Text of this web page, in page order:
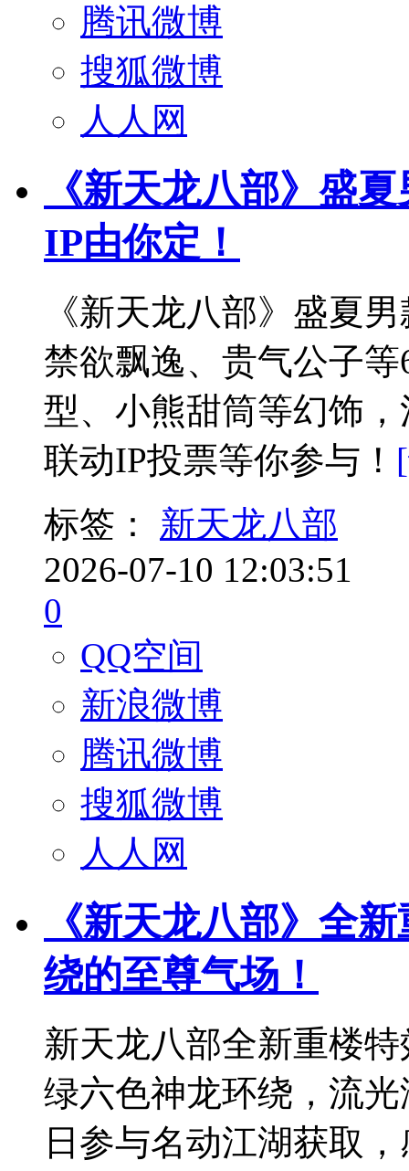
腾讯微博
搜狐微博
人人网
《新天龙八部》盛
IP由你定！
《新天龙八部》盛夏
禁欲飘逸、贵气公子
型、小熊甜筒等幻饰
联动IP投票等你参与！
标签：
新天龙八部
2026-07-10 12:03:51
0
QQ空间
新浪微博
腾讯微博
搜狐微博
人人网
《新天龙八部》全
绕的至尊气场！
新天龙八部全新重楼
绿六色神龙环绕，流
日参与名动江湖获取